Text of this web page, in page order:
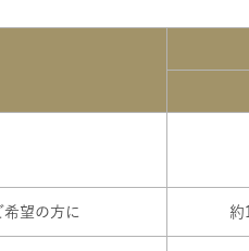
望の方に 約